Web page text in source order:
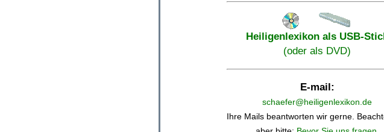
Heiligenlexikon als USB-
(oder als DVD)
E-mail:
schaefer@heiligenlexikon.de
Ihre Mails beantworten wir gerne.